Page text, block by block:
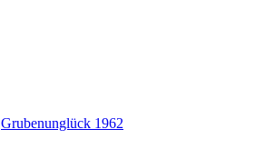
Grubenunglück 1962